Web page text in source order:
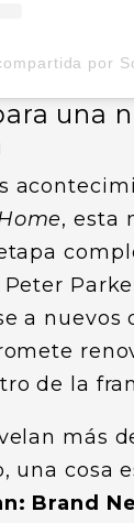
una
, esta
a nuevos
de la
más
una cosa
Brand